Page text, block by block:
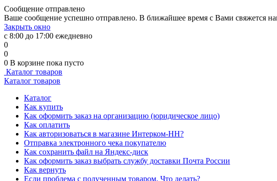
Сообщение отправлено
Ваше сообщение успешно отправлено. В ближайшее время с Вами свяжется
Закрыть окно
с 8:00 до 17:00 ежедневно
0
0
0 В корзине пока пусто
Каталог товаров
Каталог товаров
Каталог
Как купить
Как оформить заказ на организацию (юридическое лицо)
Как оплатить
Как авторизоваться в магазине Интерком-НН?
Отправка электронного чека покупателю
Как сохранить файл на Яндекс-диск
Как оформить заказ выбрать службу доставки Почта России
Как вернуть
Если проблема с полученным товаром. Что делать?